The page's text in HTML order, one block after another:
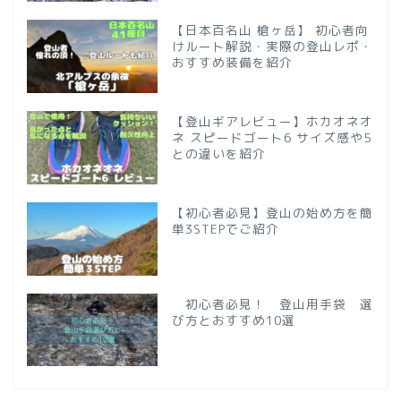
【日本百名山 槍ヶ岳】 初心者向
けルート解説・実際の登山レポ・
おすすめ装備を紹介
【登山ギアレビュー】ホカオネオ
ネ スピードゴート6 サイズ感や5
との違いを紹介
【初心者必見】登山の始め方を簡
単3STEPでご紹介
初心者必見！ 登山用手袋 選
び方とおすすめ10選